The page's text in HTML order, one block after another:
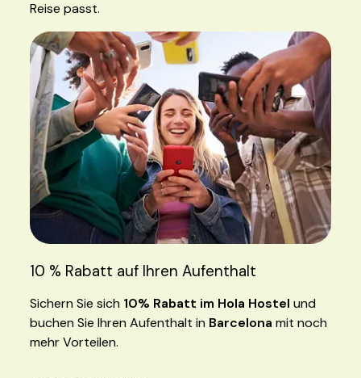
Reise passt.
10 % Rabatt auf Ihren Aufenthalt
Sichern Sie sich 10% Rabatt im Hola Hostel und
buchen Sie Ihren Aufenthalt in Barcelona mit noch
mehr Vorteilen.